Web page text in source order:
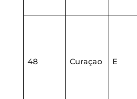
48 Curaçao E